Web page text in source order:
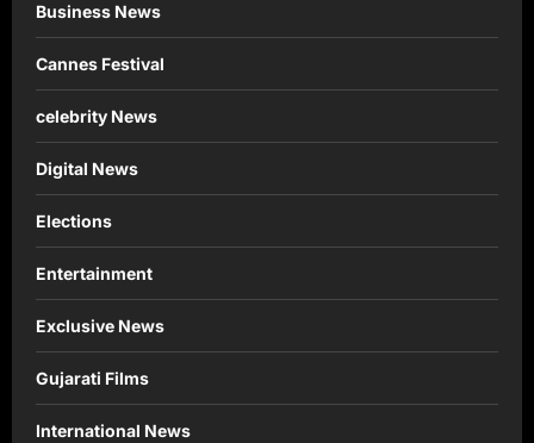
Business News
Cannes Festival
celebrity News
Digital News
Elections
Entertainment
Exclusive News
Gujarati Films
International News